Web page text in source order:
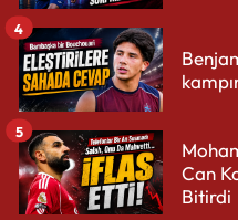
4
Can
Bitirdi
5